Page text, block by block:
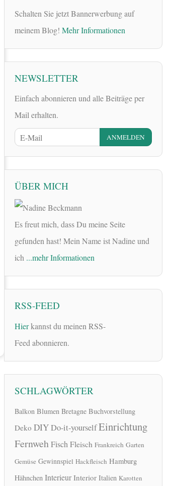
Schalten Sie jetzt Bannerwerbung auf
meinem Blog! Mehr Informationen
NEWSLETTER
Einfach abonnieren und alle Beiträge per
Mail erhalten.
ÜBER MICH
Es freut mich, dass Du meine Seite
gefunden hast! Mein Name ist Nadine und
ich ...mehr Informationen
RSS-FEED
Hierkannst du meinen RSS-
Feed abonnieren.
SCHLAGWÖRTER
Balkon Blumen Bretagne Buchvorstellung
Deko DIYDo-it-yourselfEinrichtung
FernwehFischFleisch Frankreich Garten
Gemüse Gewinnspiel Hackfleisch Hamburg
Hähnchen Interieur Interior Italien Karotten